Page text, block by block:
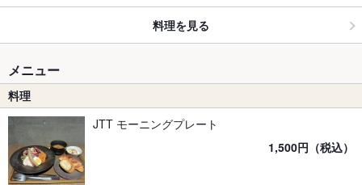
料理を見る
メニュー
料理
JTT モーニングプレート
1,500円（税込）